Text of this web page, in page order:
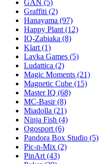
GAN (5)
Graffiti (2)
Hanayama (97)
Happy Plant (12)
IQ-Zabiaka (8)
Klart (1)
Lavka Games (5)
Ludattica (2)
Magic Moments (21)
Magnetic Cube (15)
Master IQ (68)
MC-Basir(8)
Miadolla (21)
Ninja Fish (4)
Ogosport (6)
Pandora Box Studio (5)
Pic-n-Mix (2)
PinArt (43)